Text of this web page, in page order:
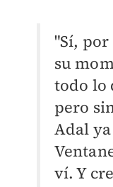
"Sí, por
su
todo lo
pero
Adal
ví. Y